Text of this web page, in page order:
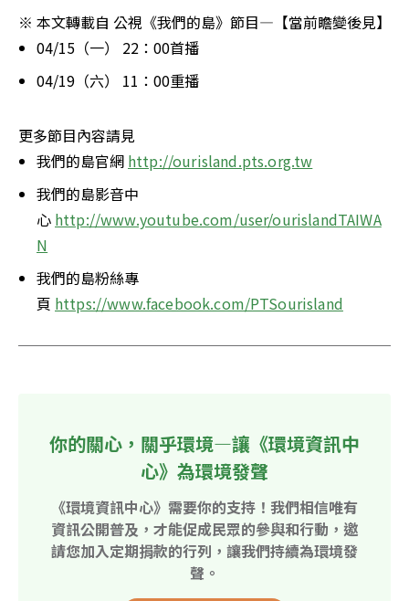
※ 本文轉載自 公視《我們的島》節目—【當前瞻變後見】
04/15（一） 22：00首播
04/19（六） 11：00重播
更多節目內容請見
我們的島官網 http://ourisland.pts.org.tw
我們的島影音中
心 http://www.youtube.com/user/ourislandTAIWA
N
我們的島粉絲專
頁 https://www.facebook.com/PTSourisland
你的關心，關乎環境—讓《環境資訊中
心》為環境發聲
《環境資訊中心》需要你的支持！我們相信唯有
資訊公開普及，才能促成民眾的參與和行動，邀
請您加入定期捐款的行列，讓我們持續為環境發
聲。